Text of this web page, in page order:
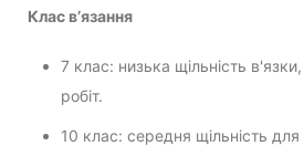
Клас в’язання
7 клас: низька щільність
робіт.
10 клас: середня щільність для